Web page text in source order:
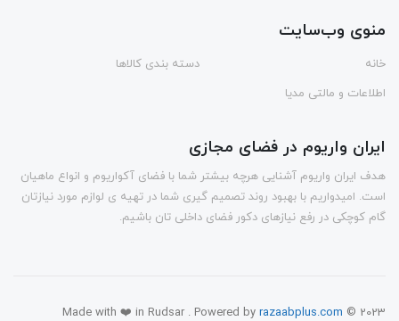
منوی وب‌سایت
خانه
دسته بندی کالاها
اطلاعات و مالتی مدیا
ایران واریوم در فضای مجازی
هدف ایران واریوم آشنایی هرچه بیشتر شما با فضای آکواریوم و انواع ماهیان
است. امیدواریم با بهبود روند تصمیم گیری شما در تهیه ی لوازم مورد نیازتان
گام کوچکی در رفع نیازهای دکور فضای داخلی تان باشیم.
Made with ❤️ in Rudsar . Powered by razaabplus.com © 2023